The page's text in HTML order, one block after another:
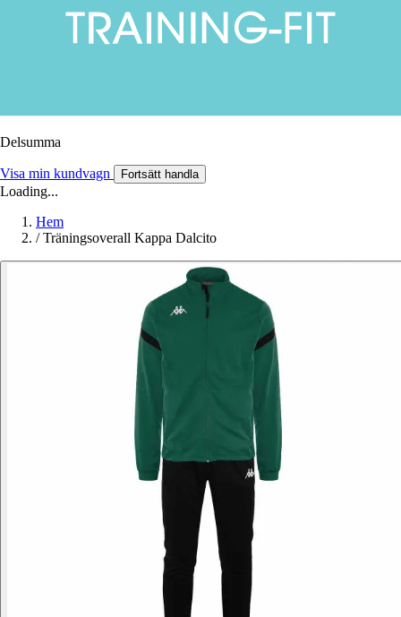
Delsumma
Visa min kundvagn Fortsätt handla
Loading...
Hem
/ Träningsoverall Kappa Dalcito